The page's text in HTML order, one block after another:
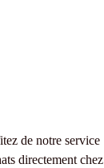
de notre service
directement chez